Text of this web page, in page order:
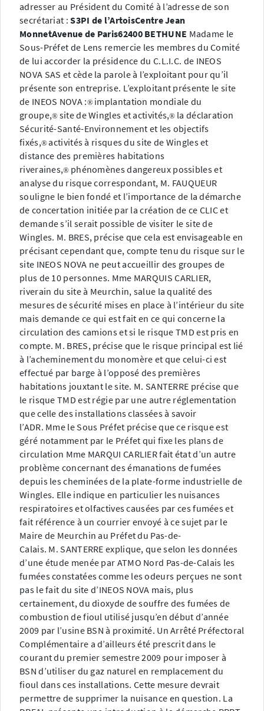
adresser au Président du Comité à l’adresse de son
secrétariat :S3PI de l’ArtoisCentre Jean
MonnetAvenue de Paris62400 BETHUNE Madame le
Sous-Préfet de Lens remercie les membres du Comité
de lui accorder la présidence du C.L.I.C. de INEOS
NOVA SAS et cède la parole à l’exploitant pour qu’il
présente son entreprise. L’exploitant présente le site
de INEOS NOVA :® implantation mondiale du
groupe,® site de Wingles et activités,® la déclaration
Sécurité-Santé-Environnement et les objectifs
fixés,®activités à risques du site de Wingles et
distance des premières habitations
riveraines,® phénomènes dangereux possibles et
analyse du risque correspondant, M. FAUQUEUR
souligne le bien fondé et l’importance de la démarche
de concertation initiée par la création de ce CLIC et
demande s’il serait possible de visiter le site de
Wingles. M. BRES, précise que cela est envisageable en
précisant cependant que, compte tenu du risque sur le
site INEOS NOVA ne peut accueillir des groupes de
plus de 10 personnes. Mme MARQUIS CARLIER,
riverain du site à Meurchin, salue la qualité des
mesures de sécurité mises en place à l’intérieur du site
mais demande ce qui est fait en ce qui concerne la
circulation des camions et si le risque TMD est pris en
compte. M. BRES, précise que le risque principal est lié
à l’acheminement du monomère et que celui-ci est
effectué par barge à l’opposé des premières
habitations jouxtant le site. M. SANTERRE précise que
le risque TMD est régie par une autre réglementation
que celle des installations classées à savoir
l’ADR. Mme le Sous Préfet précise que ce risque est
géré notamment par le Préfet qui fixe les plans de
circulation Mme MARQUI CARLIER fait état d’un autre
problème concernant des émanations de fumées
depuis les cheminées de la plate-forme industrielle de
Wingles. Elle indique en particulier les nuisances
respiratoires et olfactives causées par ces fumées et
fait référence à un courrier envoyé à ce sujet par le
Maire de Meurchin au Préfet du Pas-de-
Calais. M. SANTERRE explique, que selon les données
d’une étude menée par ATMO Nord Pas-de-Calais les
fumées constatées comme les odeurs perçues ne sont
pas le fait du site d’INEOS NOVA mais, plus
certainement, du dioxyde de souffre des fumées de
combustion de fioul utilisé jusqu’en début d’année
2009 par l’usine BSN à proximité. Un Arrêté Préfectoral
Complémentaire a d’ailleurs été prescrit dans le
courant du premier semestre 2009 pour imposer à
BSN d’utiliser du gaz naturel en remplacement du
fioul dans ces installations. Cette mesure devrait
permettre de supprimer la nuisance en question. La